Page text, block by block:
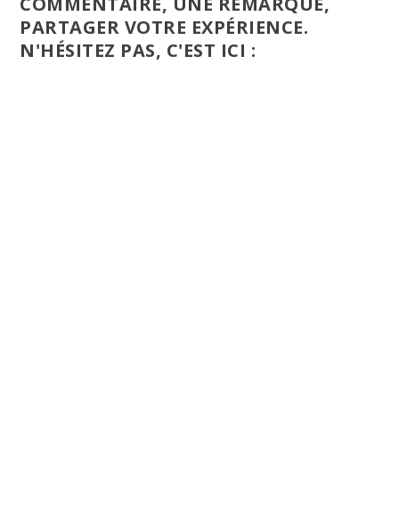
PARTAGER VOTRE EXPÉRIENCE.
N'HÉSITEZ PAS, C'EST ICI :